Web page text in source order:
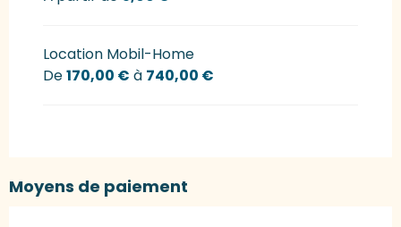
Location Mobil-Home
De170,00 € à 740,00 €
Moyens de paiement